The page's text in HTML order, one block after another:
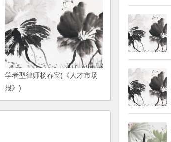
学者型律师杨春宝(《人才市场
报》)